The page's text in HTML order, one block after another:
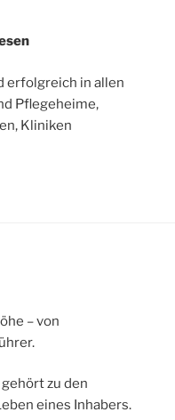
erfolgreich in allen
Pflegeheime,
Kliniken
– von
zu den
eines Inhabers.